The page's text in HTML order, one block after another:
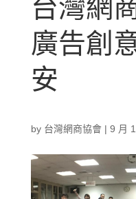
台灣網
廣告創
安
by 台灣網商協會| 9 月